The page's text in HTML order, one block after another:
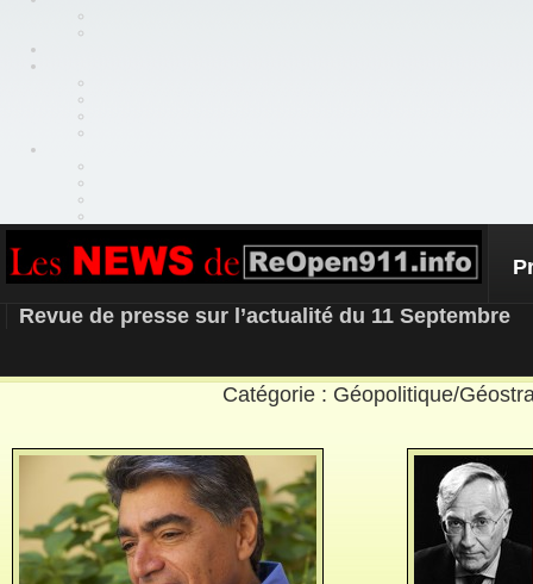
REOPEN911 – NEWS
Revue de presse sur l’actualité du 11 Septembre
Catégorie : Géopolitique/